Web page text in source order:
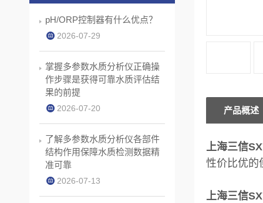
产品概述
上海三信
性价比优的
上海三信
pH/ORP控制器有什么优点？
2026-07-29
掌握多参数水质分析仪正确操
作步骤是获得可靠水质评估结
果的前提
2026-07-20
了解多参数水质分析仪各部件
结构作用保障水质检测数据精
准可靠
2026-07-13